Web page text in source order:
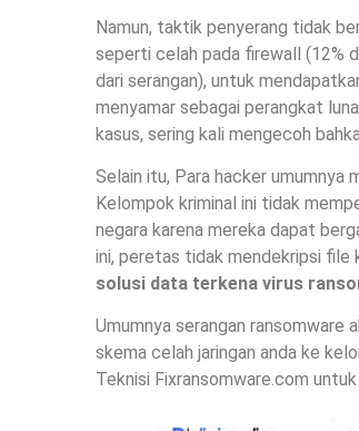
Namun, taktik penyerang tidak
seperti celah pada firewall (12%
dari serangan), untuk
menyamar sebagai perangkat
kasus, sering kali mengecoh
Selain itu, Para hacker umumnya
Kelompok kriminal ini tidak
negara karena mereka dapat
ini, peretas tidak mendekripsi file
solusi data terkena virus
Umumnya serangan ransomware
skema celah jaringan anda ke
Teknisi Fixransomware.com